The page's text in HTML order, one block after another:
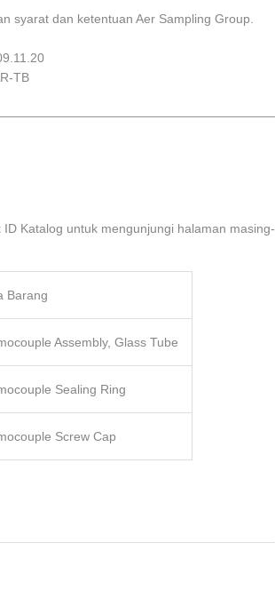
syarat dan ketentuan Aer Sampling Group.
TB
Katalog untuk mengunjungi halaman masing-
Barang
Assembly, Glass Tube
Sealing Ring
Screw Cap